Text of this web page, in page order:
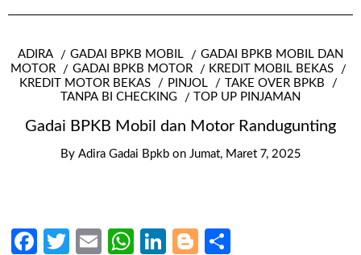
ADIRA GADAI BPKB MOBIL
GADAI BPKB MOBIL DAN
MOTOR
GADAI BPKB MOTOR
KREDIT MOBIL BEKAS
KREDIT MOTOR BEKAS
PINJOL
TAKE OVER BPKB
TANPA BI CHECKING
TOP UP PINJAMAN
Gadai BPKB Mobil dan Motor Randugunting
By Adira Gadai Bpkb on Jumat, Maret 7, 2025
Facebook
Twitter
EmailWhatsApp
LinkedIn
Blogger